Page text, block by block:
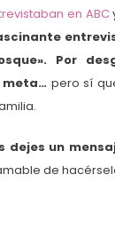
en ABC
Por
meta… pero sí
dejes un
de